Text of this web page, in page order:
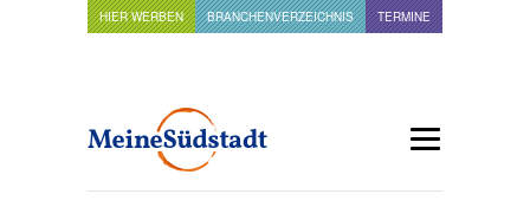
HIER WERBEN BRANCHENVERZEICHNIS TERMINE